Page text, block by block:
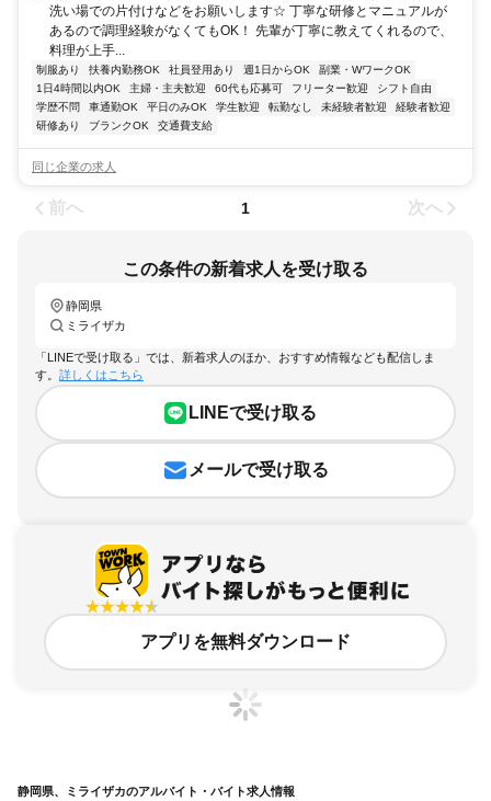
洗い場での片付けなどをお願いします☆ 丁寧な研修とマニュアルが
あるので調理経験がなくてもOK！ 先輩が丁寧に教えてくれるので、
料理が上手...
制服あり 扶養内勤務OK 社員登用あり 週1日からOK
副業・WワークOK
1日4時間以内OK
主婦・主夫歓迎 60代も応募可 フリーター歓迎
シフト自由
学歴不問
車通勤OK 平日のみOK 学生歓迎 転勤なし 未経験者歓迎
経験者歓迎
研修あり
ブランクOK 交通費支給
同じ企業の求人
前へ 1 次へ
この条件の新着求人を受け取る
静岡県
ミライザカ
「LINEで受け取る」では、新着求人のほか、おすすめ情報なども配信しま
す。 詳しくはこちら
LINEで受け取る
メールで受け取る
アプリを無料ダウンロード
静岡県、ミライザカのアルバイト・バイト求人情報